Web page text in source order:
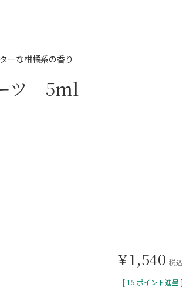
ーな柑橘系の香り
ツ 5ml
¥1,540 税込
[ 15 ポイント進呈 ]